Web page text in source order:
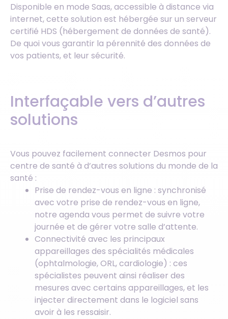
Disponible en mode Saas, accessible à distance via
internet, cette solution est hébergée sur un serveur
certifié HDS (hébergement de données de santé).
De quoi vous garantir la pérennité des données de
vos patients, et leur sécurité.
Interfaçable vers d’autres
solutions
Vous pouvez facilement connecter Desmos pour
centre de santé à d’autres solutions du monde de la
santé :
Prise de rendez-vous en ligne : synchronisé
avec votre prise de rendez-vous en ligne,
notre agenda vous permet de suivre votre
journée et de gérer votre salle d’attente.
Connectivité avec les principaux
appareillages des spécialités médicales
(ophtalmologie, ORL, cardiologie) : ces
spécialistes peuvent ainsi réaliser des
mesures avec certains appareillages, et les
injecter directement dans le logiciel sans
avoir à les ressaisir.